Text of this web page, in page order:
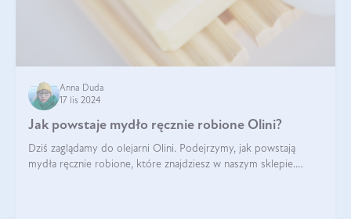
Anna Duda
17 lis 2024
Jak powstaje mydło ręcznie robione Olini?
Dziś zaglądamy do olejarni Olini. Podejrzymy, jak powstają
mydła ręcznie robione, które znajdziesz w naszym sklepie.